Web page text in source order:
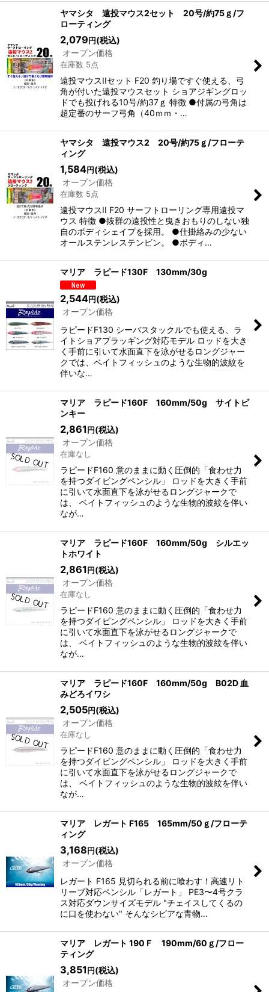
ヤマシタ 遠投マウス2セット 20号/約75ｇ/フ
ローティング
2,079円(税込)
オープン価格
在庫数 5点
遠投マウスIIセット F20 釣り場ですぐ使える、弓
角が付いた遠投マウスセット ショアジギングロッ
ドでも投げれる10号/約37ｇ 特徴 ●付属の弓角は
超定番のサーフ弓角（40ｍｍ・…
ヤマシタ 遠投マウス2 20号/約75ｇ/フローテ
ィング
1,584円(税込)
オープン価格
在庫数 5点
遠投マウスII F20 サーフトローリング専用遠投マ
ウス 特徴 ●抜群の遠投性と曳きおもりのしない独
自のボディシェイプを採用。 ●仕掛絡みの少ない
オールステンレステンビン。 ●ボディ…
マリア ラピード130F 130mm/30g
2,544円 (税込)
オープン価格
ラピードF130 シーバスタックルでも使える、ラ
イトショアプラッギング対応モデル ロッドを大き
く手前に引いて水面直下を泳がせるロングジャー
クでは、ベイトフィッシュのような生物的波紋を
伴いな…
マリア ラピード160F 160mm/50g サイトピ
ンキー
2,861 円 (税込)
オープン価格
在庫なし
ラピードF160 意のままに動く圧倒的「食わせ力
を持つダイビングペンシル」 ロッドを大きく手前
に引いて水面直下を泳がせるロングジャークで
は、 ベイトフィッシュのような生物的波紋を伴い
なが…
マリア ラピード160F 160mm/50g シルエッ
トホワイト
2,861 円 (税込)
オープン価格
在庫なし
ラピードF160 意のままに動く圧倒的「食わせ力
を持つダイビングペンシル」 ロッドを大きく手前
に引いて水面直下を泳がせるロングジャークで
は、 ベイトフィッシュのような生物的波紋を伴い
なが…
マリア ラピード160F 160mm/50g B02D 血
みどろイワシ
2,505円 (税込)
オープン価格
在庫なし
ラピードF160 意のままに動く圧倒的「食わせ力
を持つダイビングペンシル」 ロッドを大きく手前
に引いて水面直下を泳がせるロングジャークで
は、 ベイトフィッシュのような生物的波紋を伴い
なが…
マリア レガート F165 165mm/50ｇ/フローテ
ィング
3,168 円 (税込)
オープン価格
レガート F165 見切られる前に喰わす！高速リト
リーブ対応ペンシル「レガート」 PE3〜4号クラ
ス対応ダウンサイズモデル "チェイスしてくるの
に口を使わない" そんなシビアな青物…
マリア レガート 190Ｆ 190mm/60ｇ/フロー
ティング
3,851 円 (税込)
オープン価格